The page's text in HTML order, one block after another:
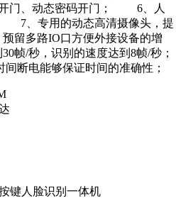
开门、动态密码开门； 6、人
7、专用的动态高清摄像头，提
多路IO口方便外接设备的增
/秒，识别的速度达到8帧/秒；
断电能够保证时间的准确性；